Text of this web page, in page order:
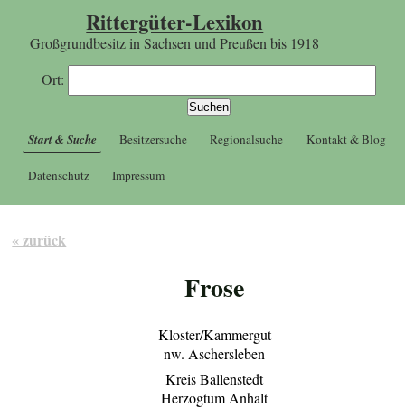
Rittergüter-Lexikon
Großgrundbesitz in Sachsen und Preußen bis 1918
Ort:
Start & Suche Besitzersuche Regionalsuche Kontakt & Blog
Datenschutz Impressum
« zurück
Frose
Kloster/Kammergut
nw. Aschersleben
Kreis Ballenstedt
Herzogtum Anhalt